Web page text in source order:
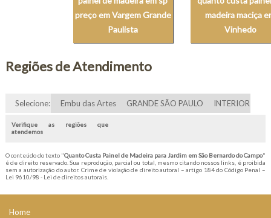
preço em Vargem Grande
Paulista
madeira maciça
Vinhedo
Regiões de Atendimento
Selecione: Embu das Artes GRANDE SÃO PAULO INTERIOR
Verifique as regiões que
atendemos
O conteúdo do texto "Quanto Custa Painel de Madeira para Jardim em São Bernardo do Campo"
é de direito reservado. Sua reprodução, parcial ou total, mesmo citando nossos links, é proibida
sem a autorização do autor. Crime de violação de direito autoral – artigo 184 do Código Penal –
Lei 9610/98 - Lei de direitos autorais.
Home